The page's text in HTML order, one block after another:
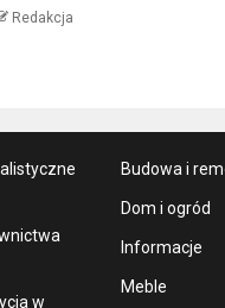
Redakcja
w
Budowa i
Dom i ogród
Informacje
Meble